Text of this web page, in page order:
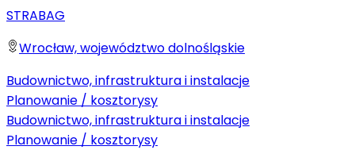
STRABAG
Wrocław, województwo dolnośląskie
Budownictwo, infrastruktura i instalacje
Planowanie / kosztorysy
Budownictwo, infrastruktura i instalacje
Planowanie / kosztorysy